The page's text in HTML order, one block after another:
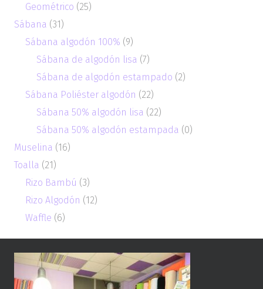
Geométrico (25)
Sábana (31)
Sábana algodón 100% (9)
Sábana de algodón lisa (7)
Sábana de algodón estampado (2)
Sábana Poliéster algodón (22)
Sábana 50% algodón lisa (22)
Sábana 50% algodón estampada (0)
Muselina (16)
Toalla (21)
Rizo Bambú (3)
Rizo Algodón (12)
Waffle (6)